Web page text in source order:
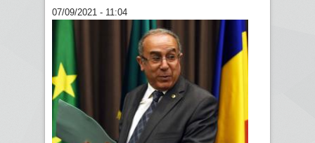
07/09/2021 - 11:04